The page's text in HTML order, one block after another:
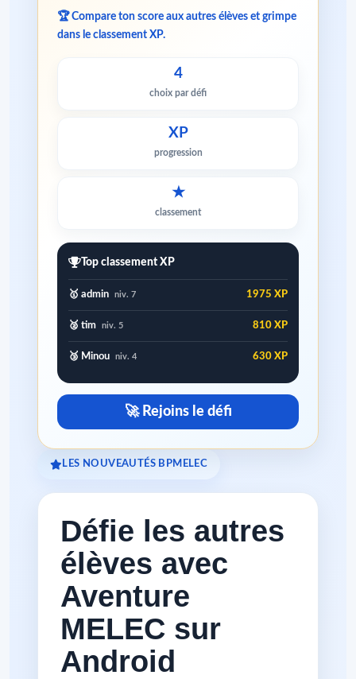
🏆 Compare ton score aux autres élèves et grimpe
dans le classement XP.
4
choix par défi
XP
progression
★
classement
Top classement XP
🥇 admin niv. 7 1975 XP
🥈 tim niv. 5 810 XP
🥉 Minou niv. 4 630 XP
🚀 Rejoins le défi
LES NOUVEAUTÉS BPMELEC
Défie les autres
élèves avec
Aventure
MELEC sur
Android